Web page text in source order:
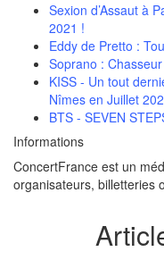
Sexion d’Assaut à
2021 !
Eddy de Pretto :
Soprano : Chasseur
KISS - Un tout
Nîmes en Juillet
BTS - SEVEN
Informations
ConcertFrance est un
organisateurs, billetteries